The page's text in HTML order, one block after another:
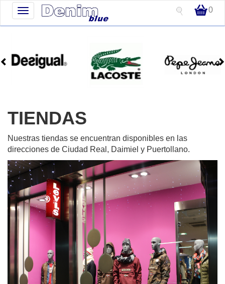
0
Toggle
TIENDAS
Nuestras tiendas se encuentran disponibles en las
direcciones de Ciudad Real, Daimiel y Puertollano.